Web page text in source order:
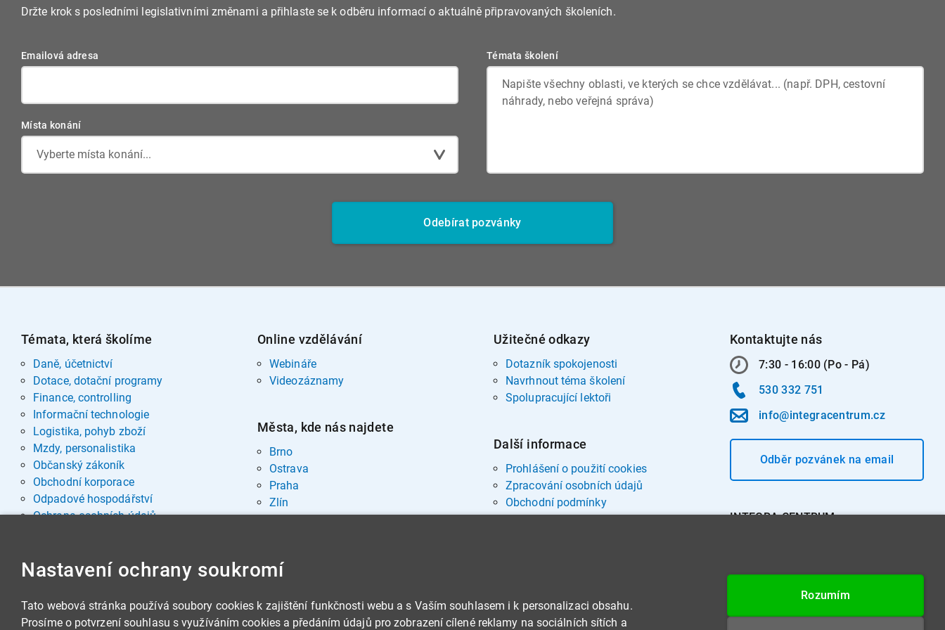
Držte krok s posledními legislativními změnami a přihlaste se k odběru informací o aktuálně připravovaných školeních.
Emailová adresa
Místa konání
Vyberte místa konání...
Témata školení
Odebírat pozvánky
Témata, která školíme
Daně, účetnictví
Dotace, dotační programy
Finance, controlling
Informační technologie
Logistika, pohyb zboží
Mzdy, personalistika
Občanský zákoník
Obchodní korporace
Odpadové hospodářství
Ochrana osobních údajů
Sociální oblast
Stavby, nemovitosti
Veřejná správa
Online vzdělávání
Webináře
Videozáznamy
Města, kde nás najdete
Brno
Ostrava
Praha
Zlín
Užitečné odkazy
Dotazník spokojenosti
Navrhnout téma školení
Spolupracující lektoři
Další informace
Prohlášení o použití cookies
Zpracování osobních údajů
Obchodní podmínky
Kontaktujte nás
7:30 - 16:00 (Po - Pá)
530 332 751
info@integracentrum.cz
Odběr pozvánek na email
INTEGRA CENTRUM s.r.o.
IČ: 26234203
DIČ: CZ26234203
Nastavení ochrany soukromí
Tato webová stránka používá soubory cookies k zajištění funkčnosti webu a s Vaším souhlasem i k personalizaci obsahu.
Prosíme o potvrzení souhlasu s využíváním cookies a předáním údajů pro zobrazení cílené reklamy na sociálních sítích a
Rozumím